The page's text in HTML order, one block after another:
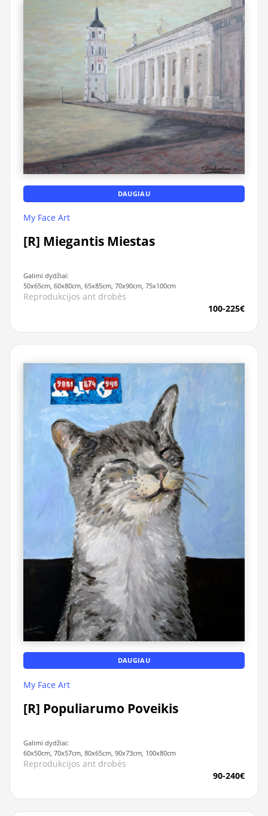
DAUGIAU
My Face Art
[R] Miegantis Miestas
Galimi dydžiai:
50x65cm, 60x80cm, 65x85cm, 70x90cm, 75x100cm
Reprodukcijos ant drobės
100-225€
DAUGIAU
My Face Art
[R] Populiarumo Poveikis
Galimi dydžiai:
60x50cm, 70x57cm, 80x65cm, 90x73cm, 100x80cm
Reprodukcijos ant drobės
90-240€